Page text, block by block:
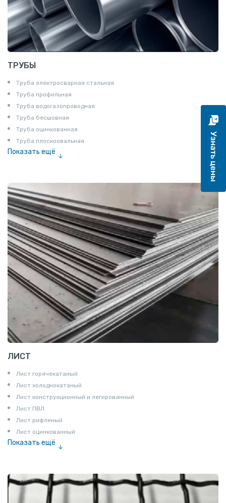
ТРУБЫ
Труба электросварная стальная
Труба профильная
Труба водогазопроводная
Труба бесшовная
Труба оцинкованная
Труба плоскоовальная
Показать ещё
ЛИСТ
Лист горячекатаный
Лист холоднокатаный
Лист конструкционный и легированный
Лист ПВЛ
Лист рифленый
Лист оцинкованный
Показать ещё